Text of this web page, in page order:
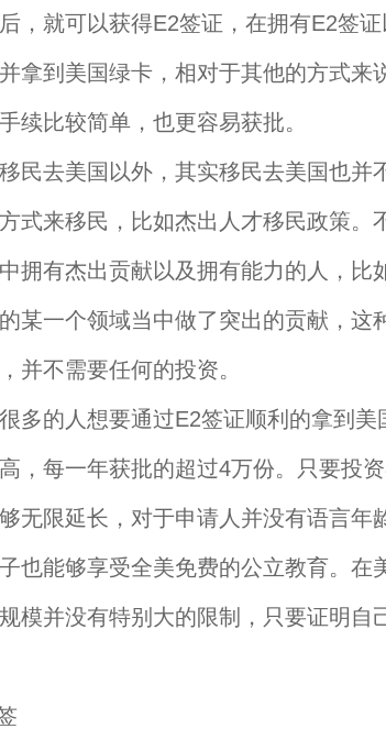
，就可以获得E2签证，在拥有E2签
拿到美国绿卡，相对于其他的方式来
续比较简单，也更容易获批。
美国以外，其实移民去美国也并
式来移民，比如杰出人才移民政策。
拥有杰出贡献以及拥有能力的人，比
某一个领域当中做了突出的贡献，这
并不需要任何的投资。
人想要通过E2签证顺利的拿到美
，每一年获批的超过4万份。只要投
无限延长，对于申请人并没有语言年
也能够享受全美免费的公立教育。在
模并没有特别大的限制，只要证明自